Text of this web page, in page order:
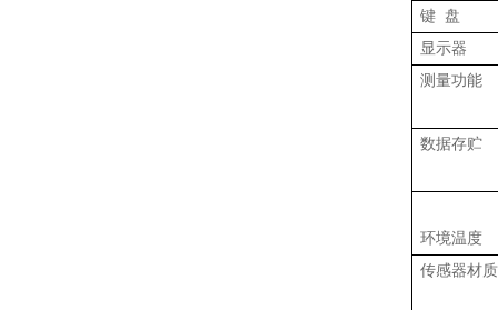
键 盘
显示器
测量功能
数据存贮
环境温度
传感器材质